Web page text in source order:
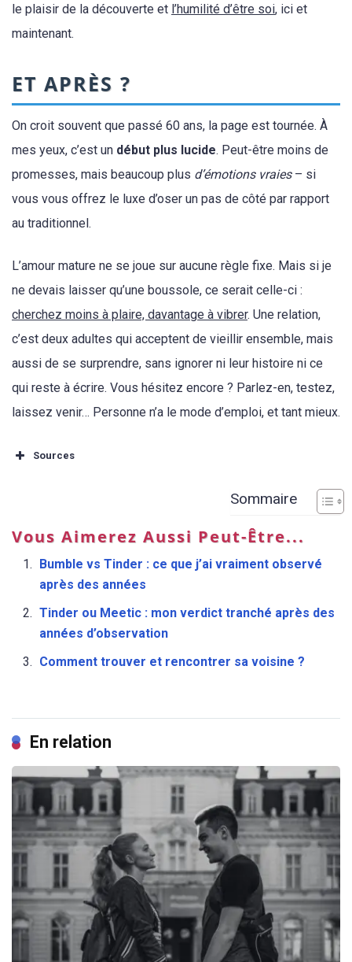
le plaisir de la découverte et l’humilité d’être soi, ici et
maintenant.
ET APRÈS ?
On croit souvent que passé 60 ans, la page est tournée. À
mes yeux, c’est un début plus lucide. Peut-être moins de
promesses, mais beaucoup plus d’émotions vraies– si
vous vous offrez le luxe d’oser un pas de côté par rapport
au traditionnel.
L’amour mature ne se joue sur aucune règle fixe. Mais si je
ne devais laisser qu’une boussole, ce serait celle-ci :
cherchez moins à plaire, davantage à vibrer. Une relation,
c’est deux adultes qui acceptent de vieillir ensemble, mais
aussi de se surprendre, sans ignorer ni leur histoire ni ce
qui reste à écrire. Vous hésitez encore ? Parlez-en, testez,
laissez venir… Personne n’a le mode d’emploi, et tant mieux.
Sources
Sommaire
Vous Aimerez Aussi Peut-Être...
Bumble vs Tinder : ce que j’ai vraiment observé
après des années
Tinder ou Meetic : mon verdict tranché après des
années d’observation
Comment trouver et rencontrer sa voisine ?
En relation